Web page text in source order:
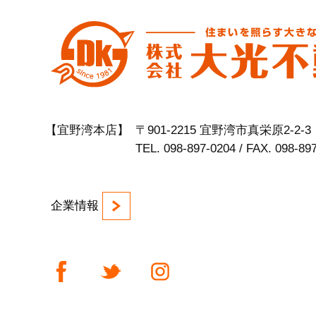
【宜野湾本店】
〒901-2215 宜野湾市真栄原2-2-3
TEL. 098-897-0204 / FAX. 098-
企業情報